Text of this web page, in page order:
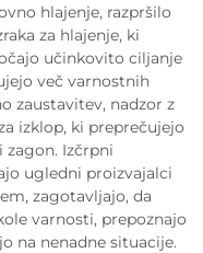
hlajenje, razpršilo
za hlajenje, ki
učinkovito ciljanje
več varnostnih
zaustavitev, nadzor z
izklop, ki preprečujejo
zagon. Izčrpni
ugledni proizvajalci
zagotavljajo, da
varnosti, prepoznajo
na nenadne situacije.